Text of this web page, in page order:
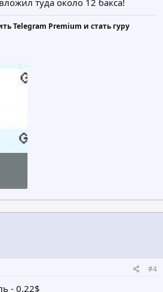
туда около 12 бакса!
Telegram Premium и стать гуру
#4
- 0.22$